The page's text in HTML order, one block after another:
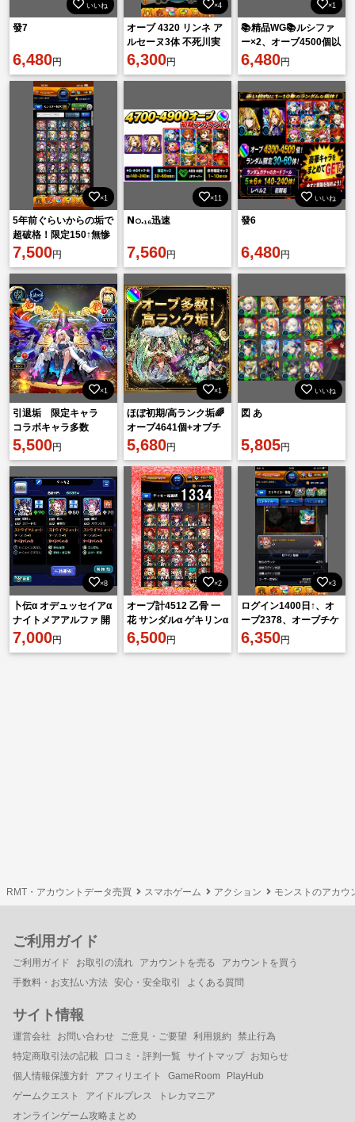
いいね
發7
6,480円
×4
オーブ 4320 リンネ ア
ルセーヌ3体 不死川実
弥 竈門炭治郎＆富岡義
勇 エルリック兄弟
6,300円
×1
📚精品WG📚ルシファ
ー×2、オーブ4500個以
上
6,480円
×1
5年前ぐらいからの垢で
超破格！限定150↑無惨
討伐称号有。コラボキ
ャラも豊富
7,500円
×11
𝗡𝚘.₁₆迅速
7,560円
いいね
發6
6,480円
×1
引退垢 限定キャラ
コラボキャラ多数
5,500円
×1
ほぼ初期/高ランク垢🌈
オーブ4641個+オブチ
ケ35枚🔥
5,680円
いいね
図 あ
5,805円
×8
卜伝α オデュッセイアα
ナイトメアアルファ 開
運🍀
7,000円
×2
オーブ計4512 乙骨 一
花 サンダルα ゲキリンα
ほむらα マナ2体 ルシフ
ァー
6,500円
×3
ログイン1400日↑、オ
ーブ2378、オーブチケ
ット55枚（275個
分）、オリキャラ限定
6,350円
RMT・アカウントデータ売買 スマホゲーム アクション モンストのアカウ
ご利用ガイド
ご利用ガイド お取引の流れ アカウントを売る
アカウントを買う
手数料・お支払い方法 安心・安全取引 よくある質問
サイト情報
運営会社 お問い合わせ ご意見・ご要望 利用規約
禁止行為
特定商取引法の記載
口コミ・評判一覧 サイトマップ
お知らせ
個人情報保護方針
アフィリエイト GameRoom
PlayHub
ゲームクエスト
アイドルプレス
トレカマニア
オンラインゲーム攻略まとめ